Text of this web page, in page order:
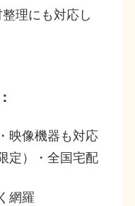
理にも対応し
映像機器も対応
定）・全国宅配
網羅